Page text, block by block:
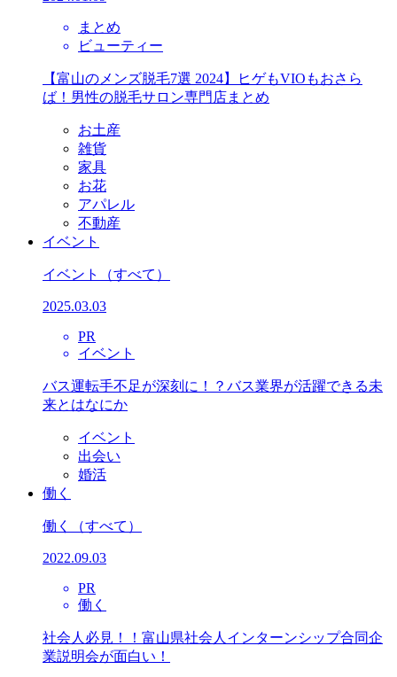
まとめ
ビューティー
【富山のメンズ脱毛7選 2024】ヒゲもVIOもおさら
ば！男性の脱毛サロン専門店まとめ
お土産
雑貨
家具
お花
アパレル
不動産
イベント
イベント （すべて）
2025.03.03
PR
イベント
バス運転手不足が深刻に！？バス業界が活躍できる未
来とはなにか
イベント
出会い
婚活
働く
働く （すべて）
2022.09.03
PR
働く
社会人必見！！富山県社会人インターンシップ合同企
業説明会が面白い！